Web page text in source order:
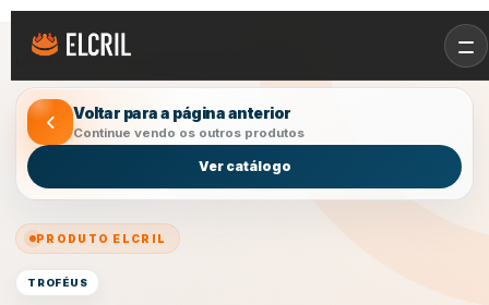
Produtos /Troféu de Acrílico TR 02
Voltar para a página anterior
Continue vendo os outros produtos
Ver catálogo
PRODUTO ELCRIL
TROFÉUS